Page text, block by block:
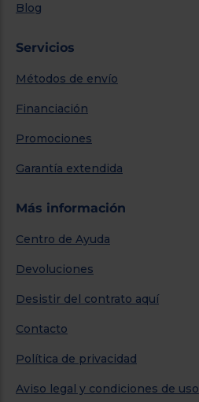
Blog
Servicios
Métodos de envío
Financiación
Promociones
Garantía extendida
Más información
Centro de Ayuda
Devoluciones
Desistir del contrato aquí
Contacto
Política de privacidad
Aviso legal y condiciones de uso